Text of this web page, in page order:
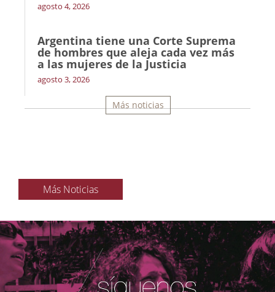
agosto 4, 2026
Argentina tiene una Corte Suprema
de hombres que aleja cada vez más
a las mujeres de la Justicia
agosto 3, 2026
Más noticias
Más Noticias